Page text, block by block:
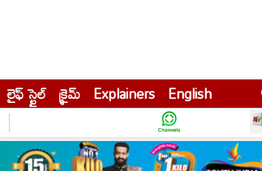
లైఫ్ స్టైల్ క్రైమ్ Explainers English